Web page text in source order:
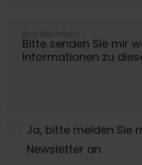
Ihre Nachricht *
Ja, bitte melden Sie
Newsletter an.